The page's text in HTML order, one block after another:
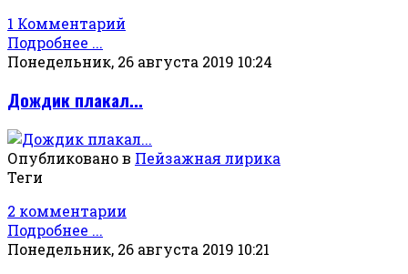
1 Комментарий
Подробнее ...
Понедельник, 26 августа 2019 10:24
Дождик плакал...
Опубликовано в Пейзажная лирика
Теги
2 комментарии
Подробнее ...
Понедельник, 26 августа 2019 10:21